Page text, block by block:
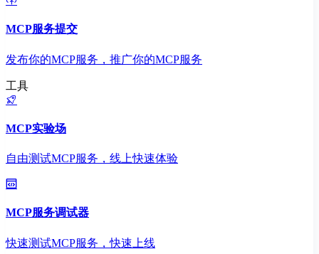
MCP服务提交
发布你的MCP服务，推广你的MCP服务
工具
MCP实验场
自由测试MCP服务，线上快速体验
MCP服务调试器
快速测试MCP服务，快速上线